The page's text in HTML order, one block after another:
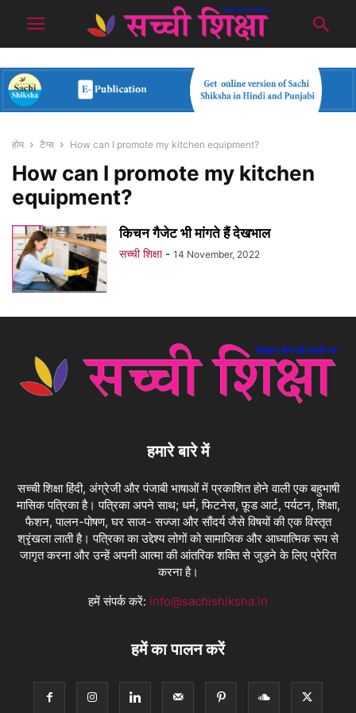
होम टैग्स How can I promote my kitchen equipment?
How can I promote my kitchen
equipment?
किचन गैजेट भी मांगते हैं देखभाल
सच्ची शिक्षा - 14 November, 2022
हमारे बारे में
सच्ची शिक्षा हिंदी, अंग्रेजी और पंजाबी भाषाओं में प्रकाशित होने वाली एक बहुभाषी
मासिक पत्रिका है। पत्रिका अपने साथ; धर्म, फिटनेस, फ़ूड आर्ट, पर्यटन, शिक्षा,
फैशन, पालन-पोषण, घर साज- सज्जा और सौंदर्य जैसे विषयों की एक विस्तृत
श्रृंखला लाती है। पत्रिका का उद्देश्य लोगों को सामाजिक और आध्यात्मिक रूप से
जागृत करना और उन्हें अपनी आत्मा की आंतरिक शक्ति से जुड़ने के लिए प्रेरित
करना है।
हमें संपर्क करें: info@sachishiksha.in
हमें का पालन करें